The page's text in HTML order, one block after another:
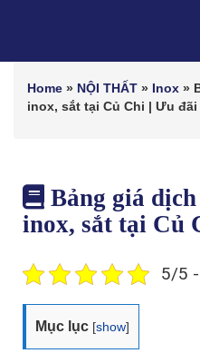
Home » NỘI THẤT » Inox »
inox, sắt tại Củ Chi | Ưu đãi
Bảng giá
inox, sắt tại Củ
5/5
Mục lục [show]